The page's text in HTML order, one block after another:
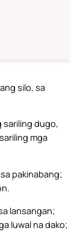
silo, sa
sariling dugo,
mga
pakinabang;
lansangan;
luwal na dako;